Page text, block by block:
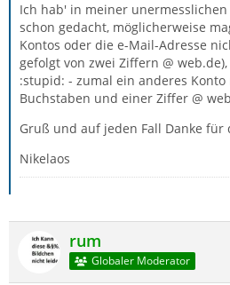
Ich hab' in meiner
schon gedacht, möglicherweise
Kontos oder die e-Mail-Adresse
gefolgt von zwei Ziffern @
:stupid: - zumal ein anderes
Buchstaben und einer Ziffer @
Gruß und auf jeden Fall Danke für
Nikelaos
rum
Globaler Moderator